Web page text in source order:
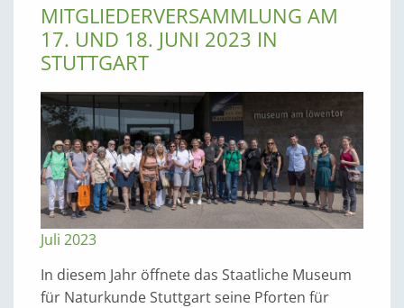
MITGLIEDERVERSAMMLUNG AM
17. UND 18. JUNI 2023 IN
STUTTGART
Juli 2023
In diesem Jahr öffnete das Staatliche Museum
für Naturkunde Stuttgart seine Pforten für